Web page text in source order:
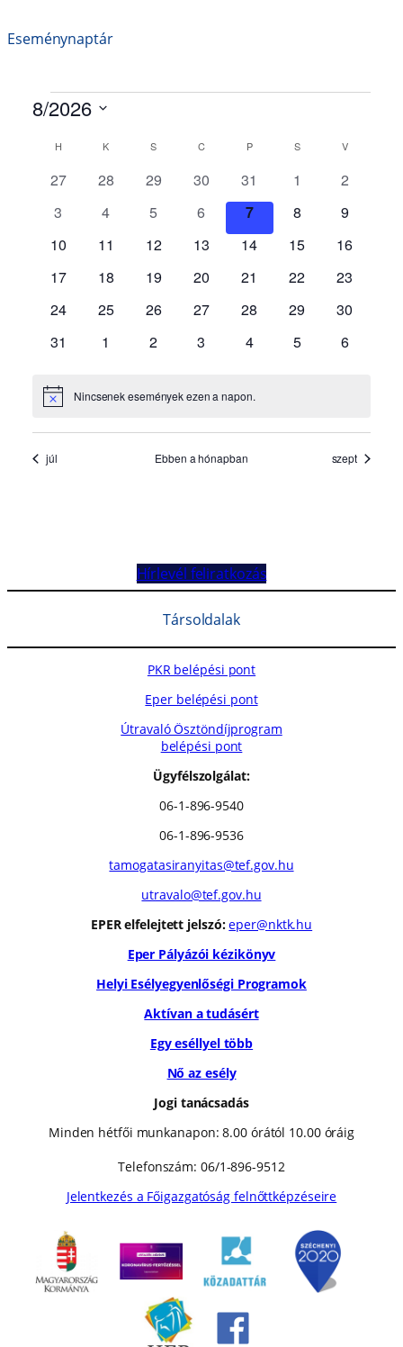
Eseménynaptár
Hírlevél feliratkozás
Társoldalak
PKR belépési pont
Eper belépési pont
Útravaló Ösztöndíjprogram
belépési pont
Ügyfélszolgálat:
06-1-896-9540
06-1-896-9536
tamogatasiranyitas@tef.gov.hu
utravalo@tef.gov.hu
EPER elfelejtett jelszó: eper@nktk.hu
Eper Pályázói kézikönyv
Helyi Esélyegyenlőségi Programok
Aktívan a tudásért
Egy eséllyel több
Nő az esély
Jogi tanácsadás
Minden hétfői munkanapon: 8.00 órától 10.00 óráig
Telefonszám: 06/1-896-9512
Jelentkezés a Főigazgatóság felnőttképzéseire